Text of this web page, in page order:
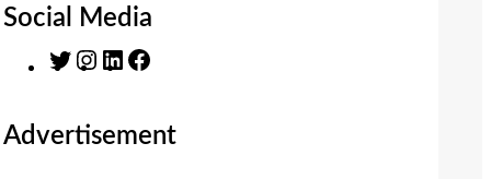
Social Media
T
i
I
s
L
n
c
Advertisement